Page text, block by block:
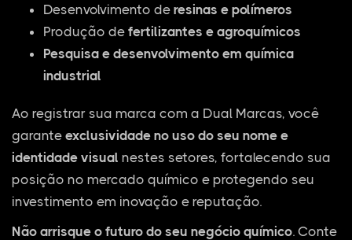
Desenvolvimento de resinas e polímeros
Produção de fertilizantes e agroquímicos
Pesquisa e desenvolvimento em química
industrial
Ao registrar sua marca com a Dual Marcas, você
garante exclusividade no uso do seu nome e
identidade visual nestes setores, fortalecendo sua
posição no mercado químico e protegendo seu
investimento em inovação e reputação.
Não arrisque o futuro do seu negócio químico. Conte